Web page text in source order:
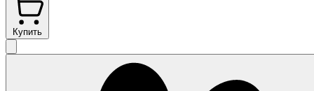
Купить